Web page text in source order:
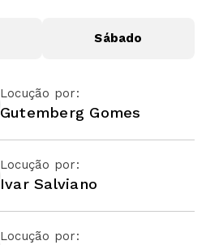
Sábado
Locução por:
Gutemberg Gomes
Locução por:
Ivar Salviano
Locução por: